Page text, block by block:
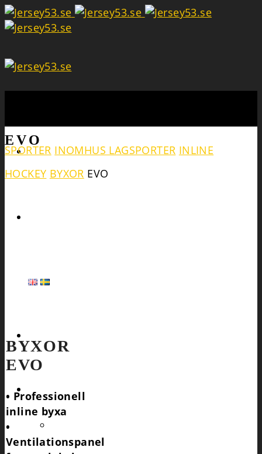
Search
SPORTER
PASSAR ALLA SPORTER
EVO
SPORTER INOMHUS LAGSPORTER INLINE
HOCKEY BYXOR EVO
BYXOR
EVO
• Professionell
inline byxa
•
Ventilationspanel